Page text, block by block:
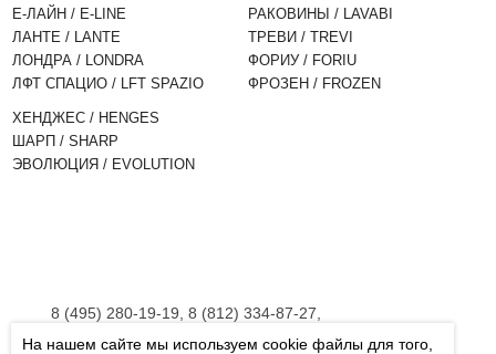
Е-ЛАЙН / E-LINE
ЛАНТЕ / LANTE
ЛОНДРА / LONDRA
ЛФТ СПАЦИО / LFT SPAZIO
РАКОВИНЫ / LAVABI
ТРЕВИ / TREVI
ФОРИУ / FORIU
ФРОЗЕН / FROZEN
ХЕНДЖЕС / HENGES
ШАРП / SHARP
ЭВОЛЮЦИЯ / EVOLUTION
8 (495) 280-19-19, 8 (812) 334-87-27,
8 (800) 555-45-06
На нашем сайте мы используем cookie файлы для того,